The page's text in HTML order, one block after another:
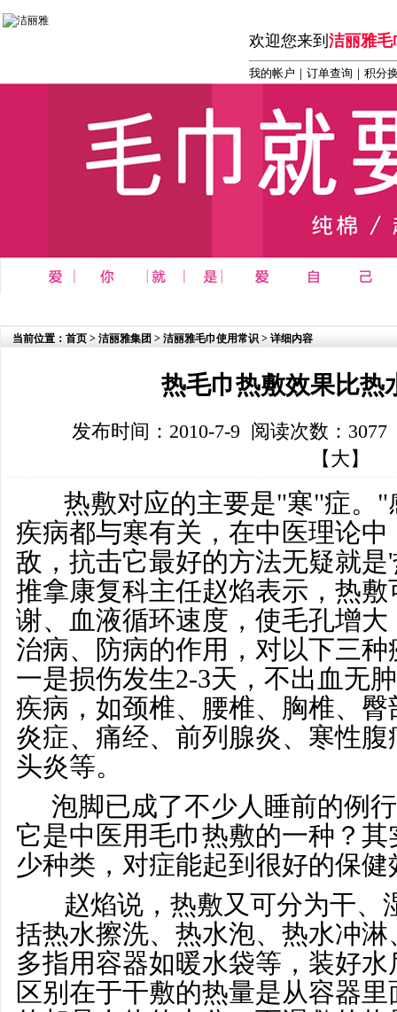
欢迎您来到 洁丽雅毛
我的帐户 ｜ 订单查询 ｜积分
当前位置： 首页 > 洁丽雅集团 > 洁丽雅毛巾使用常识 > 详细内容
热毛巾热敷效果比热
发布时间：2010-7-9 阅读次数：
【大】
热敷对应的主要是"寒"症。"
疾病都与寒有关，在中医理论
敌，抗击它最好的方法无疑就
推拿康复科主任赵焰表示，热
谢、血液循环速度，使毛孔增
治病、防病的作用，对以下三
一是损伤发生2-3天，不出血无
疾病，如颈椎、腰椎、胸椎、
炎症、痛经、前列腺炎、寒性
头炎等。
泡脚已成了不少人睡前的例
它是中医用毛巾热敷的一种？
少种类，对症能起到很好的保健
赵焰说，热敷又可分为干、
括热水擦洗、热水泡、热水冲
多指用容器如暖水袋等，装好
区别在于干敷的热量是从容器